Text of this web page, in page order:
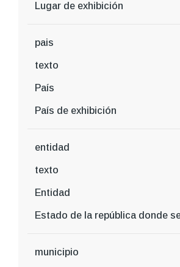
Lugar de exhibición
pais
texto
País
País de exhibición
entidad
texto
Entidad
Estado de la república donde
municipio